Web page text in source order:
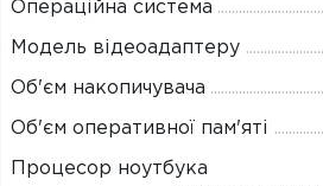
Операційна система
Модель відеоадаптеру
Об'єм накопичувача
Об'єм оперативної пам'яті
Процесор ноутбука